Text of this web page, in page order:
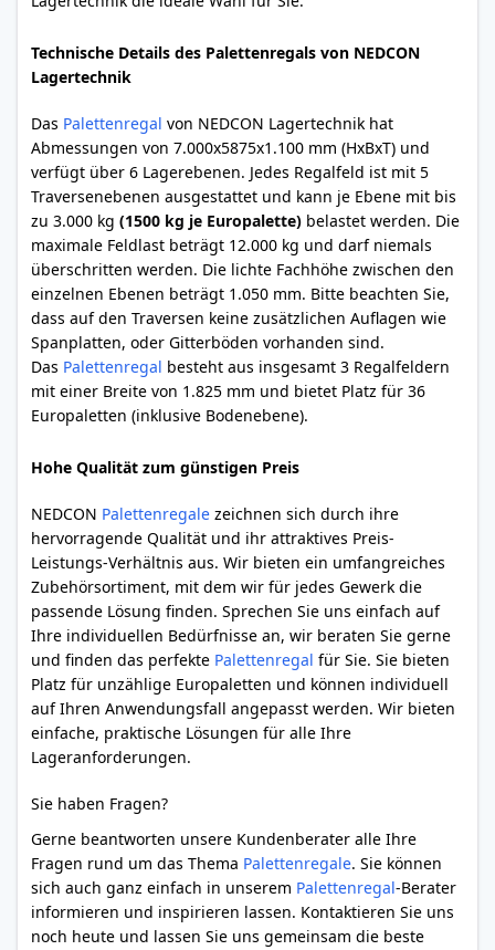
Technische Details des Palettenregals von NEDCON
Lagertechnik
Das Palettenregal von NEDCON Lagertechnik hat
Abmessungen von 7.000x5875x1.100 mm (HxBxT) und
verfügt über 6 Lagerebenen. Jedes Regalfeld ist mit 5
Traversenebenen ausgestattet und kann je Ebene mit bis
zu 3.000 kg (1500 kg je Europalette) belastet werden. Die
maximale Feldlast beträgt 12.000 kg und darf niemals
überschritten werden. Die lichte Fachhöhe zwischen den
einzelnen Ebenen beträgt 1.050 mm. Bitte beachten Sie,
dass auf den Traversen keine zusätzlichen Auflagen wie
Spanplatten, oder Gitterböden vorhanden sind.
Das Palettenregal besteht aus insgesamt 3 Regalfeldern
mit einer Breite von 1.825 mm und bietet Platz für 36
Europaletten (inklusive Bodenebene).
Hohe Qualität zum günstigen Preis
NEDCON Palettenregale zeichnen sich durch ihre
hervorragende Qualität und ihr attraktives Preis-
Leistungs-Verhältnis aus. Wir bieten ein umfangreiches
Zubehörsortiment, mit dem wir für jedes Gewerk die
passende Lösung finden. Sprechen Sie uns einfach auf
Ihre individuellen Bedürfnisse an, wir beraten Sie gerne
und finden das perfekte Palettenregal für Sie. Sie bieten
Platz für unzählige Europaletten und können individuell
auf Ihren Anwendungsfall angepasst werden. Wir bieten
einfache, praktische Lösungen für alle Ihre
Lageranforderungen.
Sie haben Fragen?
Gerne beantworten unsere Kundenberater alle Ihre
Fragen rund um das Thema Palettenregale. Sie können
sich auch ganz einfach in unserem Palettenregal-Berater
informieren und inspirieren lassen. Kontaktieren Sie uns
noch heute und lassen Sie uns gemeinsam die beste